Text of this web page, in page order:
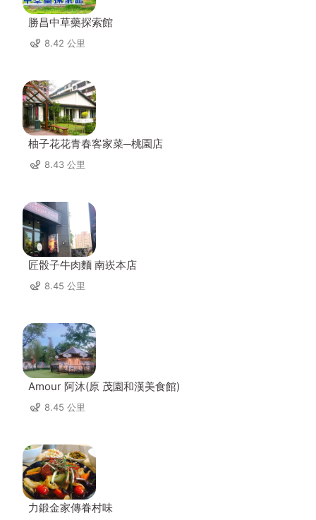
勝昌中草藥探索館
8.42 公里
柚子花花青春客家菜─桃園店
8.43 公里
匠骰子牛肉麵 南崁本店
8.45 公里
Amour 阿沐(原 茂園和漢美食館)
8.45 公里
力鍛金家傳眷村味